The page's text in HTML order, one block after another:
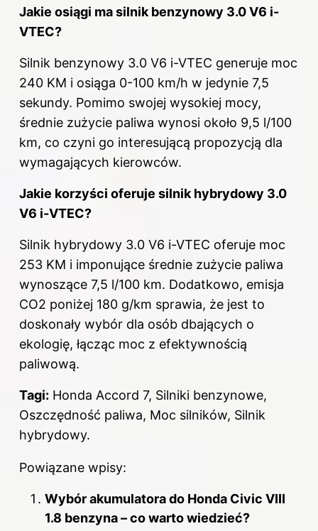
Jakie osiągi ma silnik benzynowy 3.0 V6 i-
VTEC?
Silnik benzynowy 3.0 V6 i-VTEC generuje moc
240 KM i osiąga 0-100 km/h w jedynie 7,5
sekundy. Pomimo swojej wysokiej mocy,
średnie zużycie paliwa wynosi około 9,5 l/100
km, co czyni go interesującą propozycją dla
wymagających kierowców.
Jakie korzyści oferuje silnik hybrydowy 3.0
V6 i-VTEC?
Silnik hybrydowy 3.0 V6 i-VTEC oferuje moc
253 KM i imponujące średnie zużycie paliwa
wynoszące 7,5 l/100 km. Dodatkowo, emisja
CO2 poniżej 180 g/km sprawia, że jest to
doskonały wybór dla osób dbających o
ekologię, łącząc moc z efektywnością
paliwową.
Tagi: Honda Accord 7, Silniki benzynowe,
Oszczędność paliwa, Moc silników, Silnik
hybrydowy.
Powiązane wpisy:
Wybór akumulatora do Honda Civic VIII
1.8 benzyna – co warto wiedzieć?